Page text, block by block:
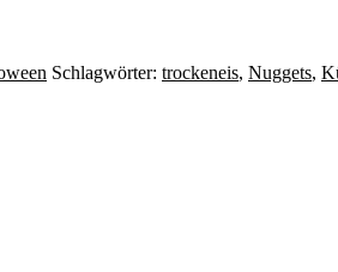
Schlagwörter: trockeneis, Nuggets,